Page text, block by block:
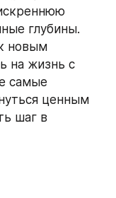
глубины.
новым
на жизнь с
самые
ценным
шаг в